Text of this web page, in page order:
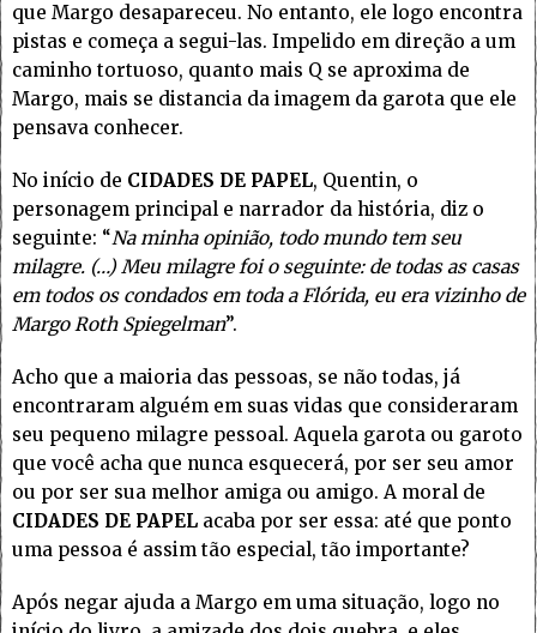
que Margo desapareceu. No entanto, ele logo encontra
pistas e começa a segui-las. Impelido em direção a um
caminho tortuoso, quanto mais Q se aproxima de
Margo, mais se distancia da imagem da garota que ele
pensava conhecer.
No início de CIDADES DE PAPEL, Quentin, o
personagem principal e narrador da história, diz o
seguinte: “Na minha opinião, todo mundo tem seu
milagre. (…) Meu milagre foi o seguinte: de todas as casas
em todos os condados em toda a Flórida, eu era vizinho de
Margo Roth Spiegelman”.
Acho que a maioria das pessoas, se não todas, já
encontraram alguém em suas vidas que consideraram
seu pequeno milagre pessoal. Aquela garota ou garoto
que você acha que nunca esquecerá, por ser seu amor
ou por ser sua melhor amiga ou amigo. A moral de
CIDADES DE PAPEL acaba por ser essa: até que ponto
uma pessoa é assim tão especial, tão importante?
Após negar ajuda a Margo em uma situação, logo no